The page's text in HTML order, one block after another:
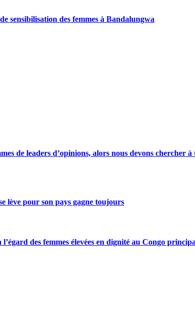
sensibilisation des femmes à Bandalungwa
de leaders d’opinions, alors nous devons
lève pour son pays gagne toujours
des femmes élevées en dignité au Congo